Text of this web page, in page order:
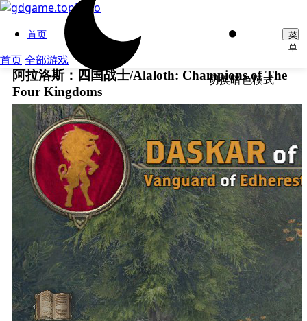
首页
首页全部游戏
切换暗色模式
菜
单
阿拉洛斯：四国战士/Alaloth: Champions of The
Four Kingdoms